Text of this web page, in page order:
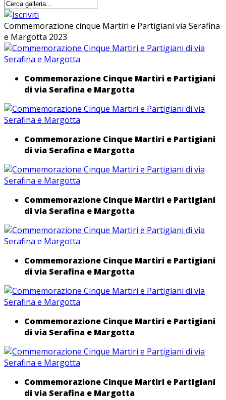
Commemorazione cinque Martiri e Partigiani via Serafina
e Margotta 2023
Commemorazione Cinque Martiri e Partigiani
di via Serafina e Margotta
Commemorazione Cinque Martiri e Partigiani
di via Serafina e Margotta
Commemorazione Cinque Martiri e Partigiani
di via Serafina e Margotta
Commemorazione Cinque Martiri e Partigiani
di via Serafina e Margotta
Commemorazione Cinque Martiri e Partigiani
di via Serafina e Margotta
Commemorazione Cinque Martiri e Partigiani
di via Serafina e Margotta